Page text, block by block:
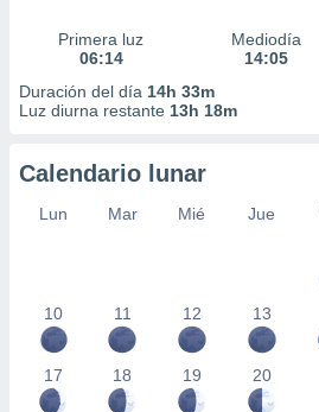
Primera luz
06:14
Mediodía
14:05
Duración del día 14h 33m
Luz diurna restante 13h 18m
Calendario lunar
Lun Mar Mié Jue
10 11 12 13
17 18 19 20